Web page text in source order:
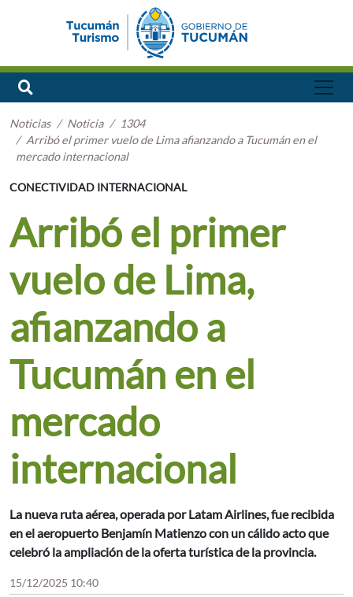
Noticias Noticia
1304
Arribó el primer vuelo de Lima afianzando a Tucumán en el
mercado internacional
CONECTIVIDAD INTERNACIONAL
Arribó el primer
vuelo de Lima,
afianzando a
Tucumán en el
mercado
internacional
La nueva ruta aérea, operada por Latam Airlines, fue recibida
en el aeropuerto Benjamín Matienzo con un cálido acto que
celebró la ampliación de la oferta turística de la provincia.
15/12/2025 10:40